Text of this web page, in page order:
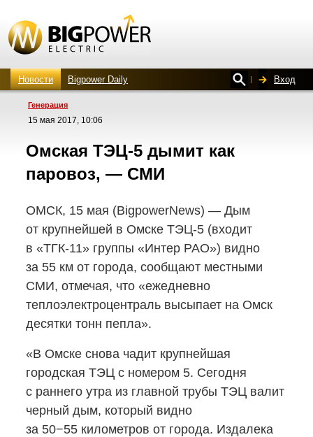
Новости Bigpower Daily Вход
Генерация
15 мая 2017, 10:06
Омская ТЭЦ-5 дымит как
паровоз, — СМИ
ОМСК, 15 мая (BigpowerNews) — Дым
от крупнейшей в Омске ТЭЦ-5 (входит
в «ТГК-11» группы «Интер РАО») видно
за 55 км от города, сообщают местными
СМИ, отмечая, что «ежедневно
теплоэлектроцентраль высыпает на Омск
десятки тонн пепла».
«В Омске снова чадит крупнейшая
городская ТЭЦ с номером 5. Сегодня
с раннего утра из главной трубы ТЭЦ валит
черный дым, который видно
за 50−55 километров от города. Издалека